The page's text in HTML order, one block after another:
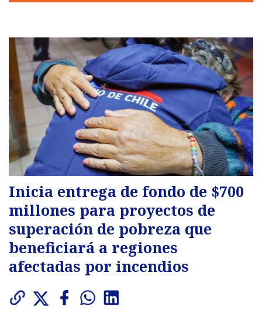
Inicia entrega de fondo de $700
millones para proyectos de
superación de pobreza que
beneficiará a regiones
afectadas por incendios